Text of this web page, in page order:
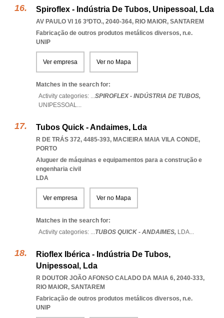
Spiroflex - Indústria De Tubos, Unipessoal, Lda
AV PAULO VI 16 3ºDTO., 2040-364, RIO MAIOR, SANTAREM
Fabricação de outros produtos metálicos diversos, n.e.
UNIP
Ver empresa Ver no Mapa
Matches in the search for:
Activity categories: ...SPIROFLEX - INDÚSTRIA DE TUBOS,
UNIPESSOAL...
Tubos Quick - Andaimes, Lda
R DE TRÁS 372, 4485-393, MACIEIRA MAIA VILA CONDE,
PORTO
Aluguer de máquinas e equipamentos para a construção e
engenharia civil
LDA
Ver empresa Ver no Mapa
Matches in the search for:
Activity categories: ...TUBOS QUICK - ANDAIMES, LDA...
Rioflex Ibérica - Indústria De Tubos,
Unipessoal, Lda
R DOUTOR JOÃO AFONSO CALADO DA MAIA 6, 2040-333,
RIO MAIOR, SANTAREM
Fabricação de outros produtos metálicos diversos, n.e.
UNIP